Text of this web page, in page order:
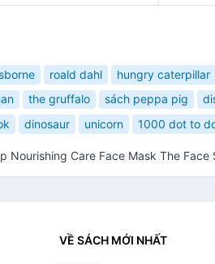
roald dahl hungry caterpillar
the gruffalo sách peppa pig
dinosaur unicorn 1000 dot to
Nourishing Care Face Mask The Face
VỀ SÁCH MỚI NHẤT